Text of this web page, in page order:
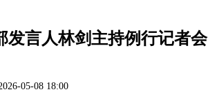
发言人林剑主持例行记者会
05-08 18:00